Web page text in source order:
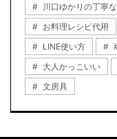
川口ゆかりの丁寧
お料理レシピ代用
LINE使い方
大人かっこいい
文房具